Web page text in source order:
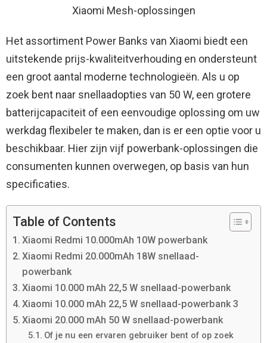
Xiaomi Mesh-oplossingen
Het assortiment Power Banks van Xiaomi biedt een
uitstekende prijs-kwaliteitverhouding en ondersteunt
een groot aantal moderne technologieën. Als u op
zoek bent naar snellaadopties van 50 W, een grotere
batterijcapaciteit of een eenvoudige oplossing om uw
werkdag flexibeler te maken, dan is er een optie voor u
beschikbaar. Hier zijn vijf powerbank-oplossingen die
consumenten kunnen overwegen, op basis van hun
specificaties.
Table of Contents
Xiaomi Redmi 10.000mAh 10W powerbank
Xiaomi Redmi 20.000mAh 18W snellaad-
powerbank
Xiaomi 10.000 mAh 22,5 W snellaad-powerbank
Xiaomi 10.000 mAh 22,5 W snellaad-powerbank 3
Xiaomi 20.000 mAh 50 W snellaad-powerbank
Of je nu een ervaren gebruiker bent of op zoek